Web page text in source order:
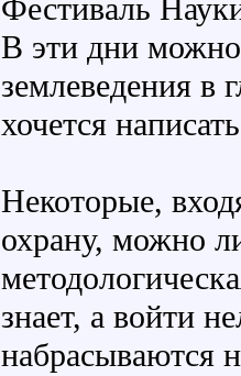
Фестиваль
В эти дни можно
землеведения в
хочется
Некоторые,
охрану, можно
знает, а войти
набрасываются